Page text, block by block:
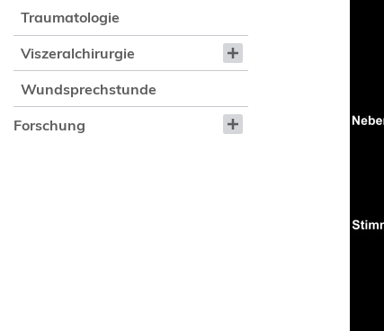
Traumatologie
Viszeralchirurgie
Wundsprechstunde
Forschung